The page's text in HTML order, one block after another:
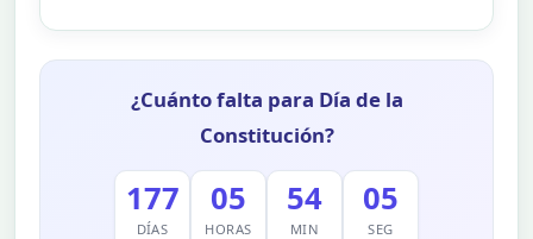
¿Cuánto falta para Día de la
Constitución?
177
DÍAS
05
HORAS
54
MIN
04
SEG